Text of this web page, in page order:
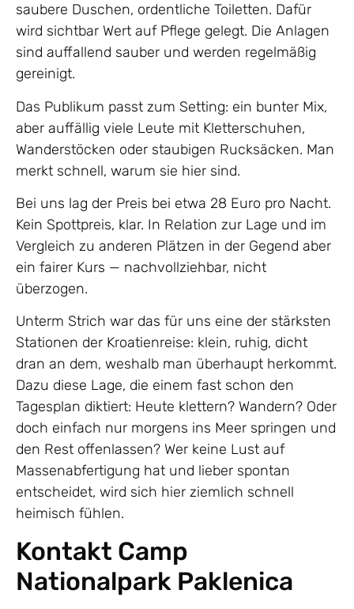
saubere Duschen, ordentliche Toiletten. Dafür
wird sichtbar Wert auf Pflege gelegt. Die Anlagen
sind auffallend sauber und werden regelmäßig
gereinigt.
Das Publikum passt zum Setting: ein bunter Mix,
aber auffällig viele Leute mit Kletterschuhen,
Wanderstöcken oder staubigen Rucksäcken. Man
merkt schnell, warum sie hier sind.
Bei uns lag der Preis bei etwa 28 Euro pro Nacht.
Kein Spottpreis, klar. In Relation zur Lage und im
Vergleich zu anderen Plätzen in der Gegend aber
ein fairer Kurs — nachvollziehbar, nicht
überzogen.
Unterm Strich war das für uns eine der stärksten
Stationen der Kroatienreise: klein, ruhig, dicht
dran an dem, weshalb man überhaupt herkommt.
Dazu diese Lage, die einem fast schon den
Tagesplan diktiert: Heute klettern? Wandern? Oder
doch einfach nur morgens ins Meer springen und
den Rest offenlassen? Wer keine Lust auf
Massenabfertigung hat und lieber spontan
entscheidet, wird sich hier ziemlich schnell
heimisch fühlen.
Kontakt Camp
Nationalpark Paklenica